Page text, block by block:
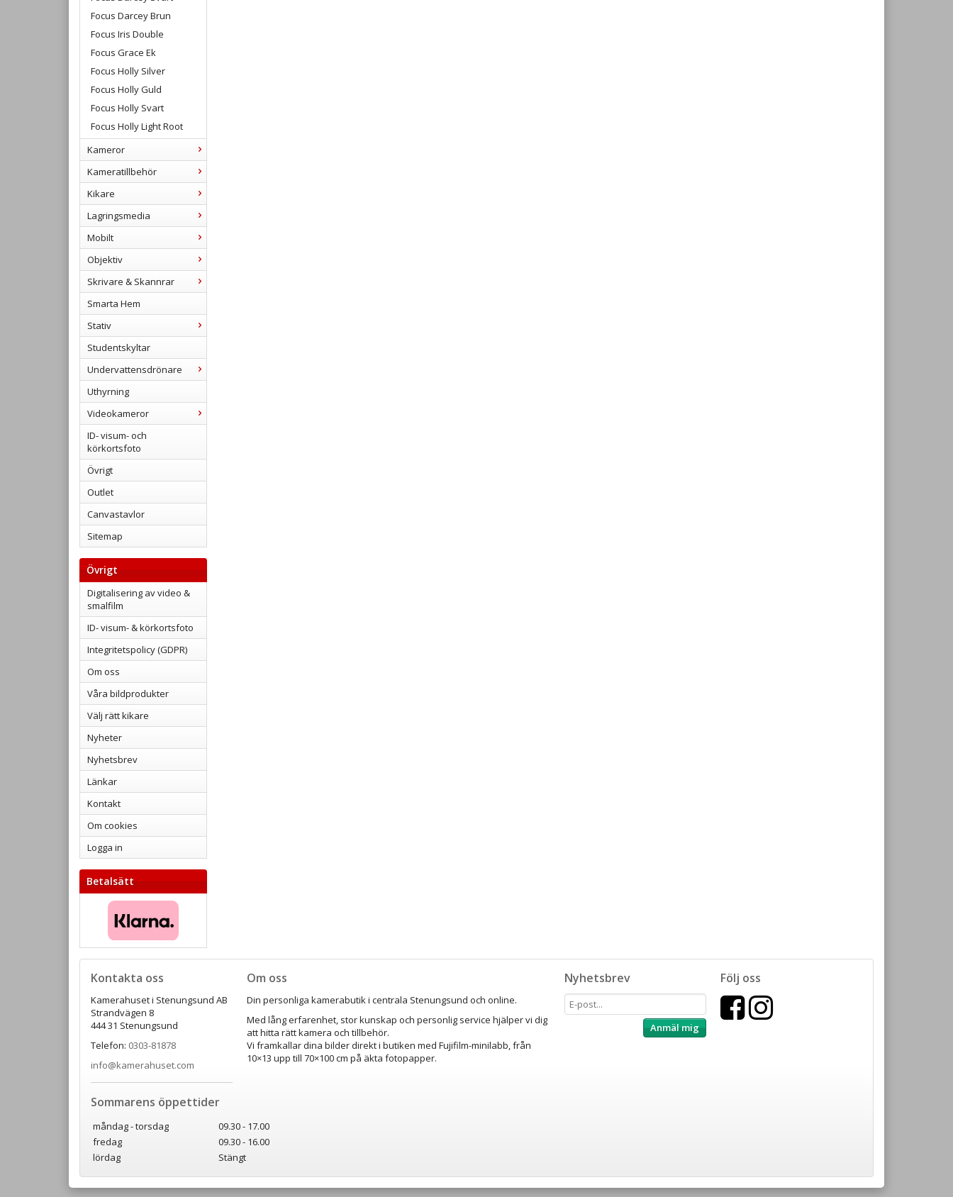
Focus Darcey Brun
Focus Iris Double
Focus Grace Ek
Focus Holly Silver
Focus Holly Guld
Focus Holly Svart
Focus Holly Light Root
Kameror
Kameratillbehör
Kikare
Lagringsmedia
Mobilt
Objektiv
Skrivare & Skannrar
Smarta Hem
Stativ
Studentskyltar
Undervattensdrönare
Uthyrning
Videokameror
ID- visum- och
körkortsfoto
Övrigt
Outlet
Canvastavlor
Sitemap
Övrigt
Digitalisering av video &
smalfilm
ID- visum- & körkortsfoto
Integritetspolicy (GDPR)
Om oss
Våra bildprodukter
Välj rätt kikare
Nyheter
Nyhetsbrev
Länkar
Kontakt
Om cookies
Logga in
Betalsätt
Kontakta oss
Kamerahuset i Stenungsund AB
Strandvägen 8
444 31 Stenungsund
Telefon: 0303-81878
info@kamerahuset.com
Sommarens öppettider
måndag - torsdag
09.30 - 17.00
fredag
09.30 - 16.00
lördag
Stängt
Följ oss
Nyhetsbrev
Anmäl mig
Om oss
Din personliga kamerabutik i centrala Stenungsund och online.
Med lång erfarenhet, stor kunskap och personlig service hjälper vi dig
att hitta rätt kamera och tillbehör.
Vi framkallar dina bilder direkt i butiken med Fujifilm-minilabb, från
10×13 upp till 70×100 cm på äkta fotopapper.